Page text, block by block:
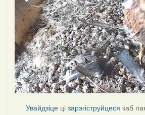
Увайдзіце цізарэгіструйцеся каб